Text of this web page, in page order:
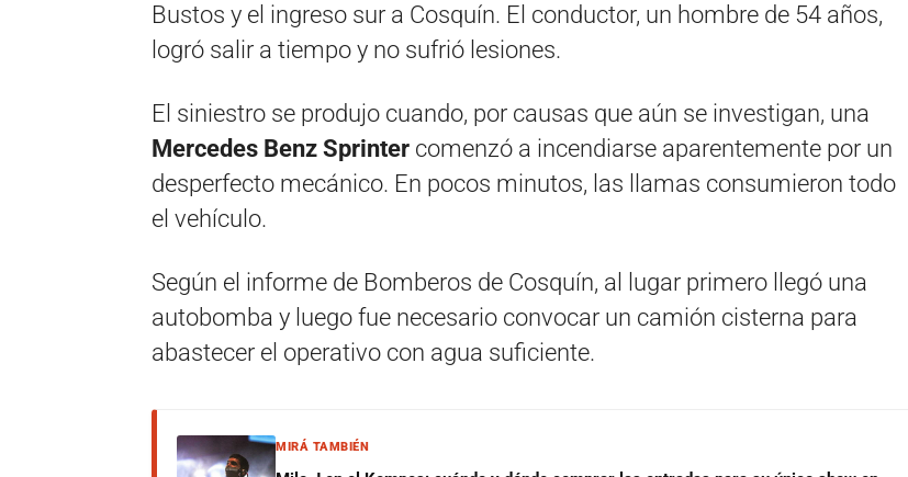
Bustos y el ingreso sur a Cosquín. El conductor, un hombre de 54 años,
logró salir a tiempo y no sufrió lesiones.
El siniestro se produjo cuando, por causas que aún se investigan, una
Mercedes Benz Sprinter comenzó a incendiarse aparentemente por un
desperfecto mecánico. En pocos minutos, las llamas consumieron todo
el vehículo.
Según el informe de Bomberos de Cosquín, al lugar primero llegó una
autobomba y luego fue necesario convocar un camión cisterna para
abastecer el operativo con agua suficiente.
MIRÁ TAMBIÉN